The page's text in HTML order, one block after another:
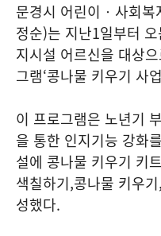
문경시 어린이 ‧ 사회복
정순)는 지난1일부터
지시설 어르신을 대상
그램‘콩나물 키우기 사업
이 프로그램은 노년기
을 통한 인지기능 강화
설에 콩나물 키우기 키
색칠하기,콩나물 키우기,
성했다.